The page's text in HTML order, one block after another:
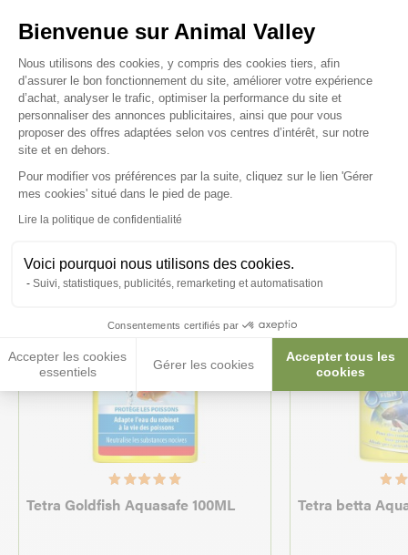
Bienvenue sur Animal Valley
Plateforme de Gestion du
Nous utilisons des cookies, y compris des cookies tiers, afin
d’assurer le bon fonctionnement du site, améliorer votre expérience
d’achat, analyser le trafic, optimiser la performance du site et
personnaliser des annonces publicitaires, ainsi que pour vous
proposer des offres adaptées selon vos centres d’intérêt, sur notre
site et en dehors.
Pour modifier vos préférences par la suite, cliquez sur le lien 'Gérer
mes cookies' situé dans le pied de page.
Lire la politique de confidentialité
Voici pourquoi nous utilisons des cookies.
Suivi, statistiques, publicités, remarketing et automatisation
Consentements certifiés par
Accepter les cookies
essentiels
Gérer les cookies
Accepter tous les
cookies
Axeptio consent
Ces produits peuvent vous
Tetra Goldfish Aquasafe 100ML Tetra betta